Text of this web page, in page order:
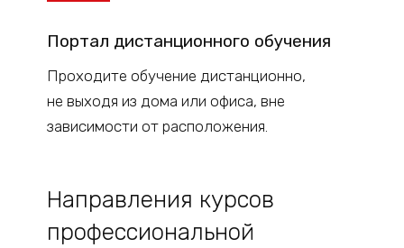
Портал дистанционного обучения
Проходите обучение дистанционно,
не выходя из дома или офиса, вне
зависимости от расположения.
Направления курсов
профессиональной